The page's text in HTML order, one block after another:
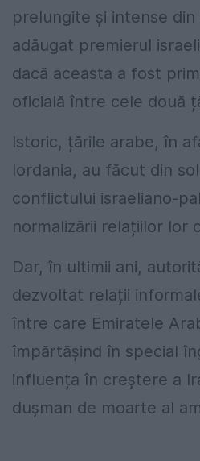
prelungite și intense din
adăugat premierul
dacă aceasta a fost
oficială între cele două
Istoric, țările arabe, în
Iordania, au făcut din
conflictului israeliano-
normalizării relațiilor lor
Dar, în ultimii ani,
dezvoltat relații
între care Emiratele
împărtășind în special
influența în creștere a
dușman de moarte al